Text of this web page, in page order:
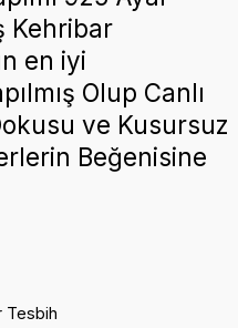
Kehribar
en iyi
Olup Canlı
ve Kusursuz
Beğenisine
Tesbih